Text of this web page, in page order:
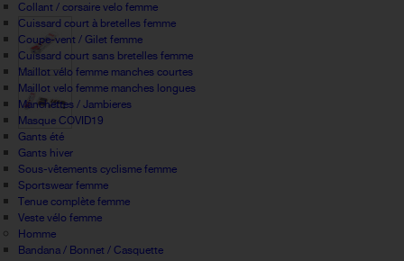
Collant / corsaire velo femme
Cuissard court à bretelles femme
Coupe-vent / Gilet femme
Cuissard court sans bretelles femme
Maillot vélo femme manches courtes
Maillot velo femme manches longues
Manchettes / Jambieres
Masque COVID19
Gants été
Gants hiver
Sous-vêtements cyclisme femme
Sportswear femme
Tenue complète femme
Veste vélo femme
Homme
Bandana / Bonnet / Casquette